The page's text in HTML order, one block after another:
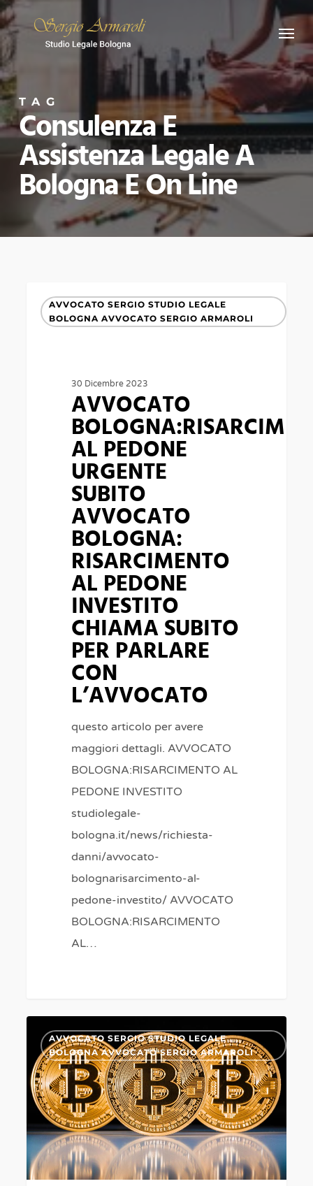
Skip
to
main
content
Menu
TAG
Consulenza E
Assistenza Legale A
Bologna E On Line
BOLOGNA:RISARCIMENTO
URGENTE
AVVOCATO
BOLOGNA:
RISARCIMENTO
INVESTITO
CHIAMA
PARLARE
L’AVVOCATO
AVVOCATO SERGIO STUDIO LEGALE
BOLOGNA AVVOCATO SERGIO ARMAROLI
30 Dicembre 2023
AVVOCATO
AL PEDONE
URGENTE
SUBITO
AVVOCATO
BOLOGNA:
RISARCIMENTO
AL PEDONE
INVESTITO
CHIAMA SUBITO
PER PARLARE
CON
L’AVVOCATO
questo articolo per avere
maggiori dettagli. AVVOCATO
BOLOGNA:RISARCIMENTO AL
PEDONE INVESTITO
studiolegale-
bologna.it/news/richiesta-
danni/avvocato-
bolognarisarcimento-al-
pedone-investito/ AVVOCATO
BOLOGNA:RISARCIMENTO
AL…
STRADALE-
RAPPORTI
FRA
DANNEGGIATO
E
CONDUCENTE
ANTAGONISTA-
AVVOCATO SERGIO STUDIO LEGALE
BOLOGNA AVVOCATO SERGIO ARMAROLI
0